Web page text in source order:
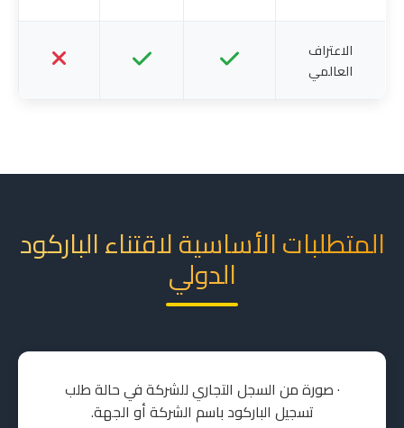
الاعتراف
العالمي
المتطلبات الأساسية لاقتناء الباركود
الدولي
· صورة من السجل التجاري للشركة في حالة طلب
تسجيل الباركود باسم الشركة أو الجهة.